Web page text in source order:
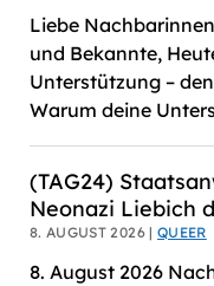
Liebe
und Bekannte,
Unterstützung –
Warum deine
(TAG24)
Neonazi Liebich
8. AUGUST 2026 |QUEER
8. August 2026